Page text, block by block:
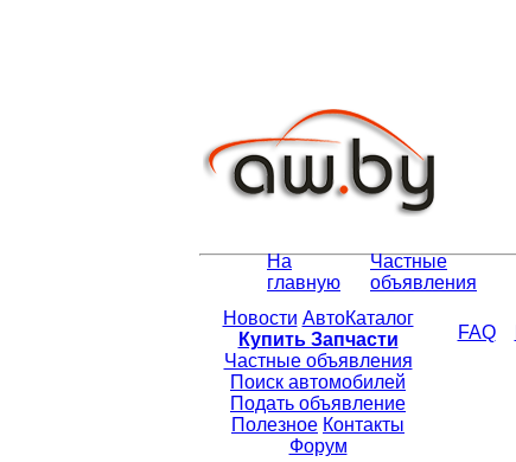
На
главную
Частные
объявления
Новости АвтоКаталог
Купить Запчасти
Частные объявления
Поиск автомобилей
Подать объявление
Полезное Контакты
Форум
FAQ